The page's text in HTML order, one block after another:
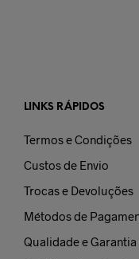
LINKS RÁPIDOS
Termos e Condições
Custos de Envio
Trocas e Devoluções
Métodos de
Qualidade e Garantia